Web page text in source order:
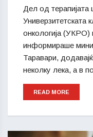
Дел од
Универзитетската
онкологија (УКРО)
информираше
Таравари,
неколку лека, а в
READ MORE